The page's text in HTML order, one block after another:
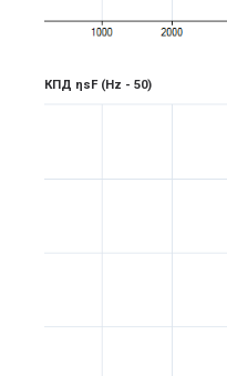
КПД ηsF (Hz - 50)